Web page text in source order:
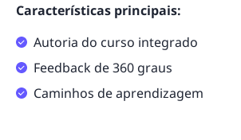
Características principais:
Autoria do curso integrado
Feedback de 360 graus
Caminhos de aprendizagem